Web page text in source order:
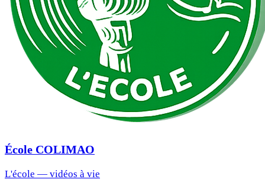
École COLIMAO
L'école — vidéos à vie